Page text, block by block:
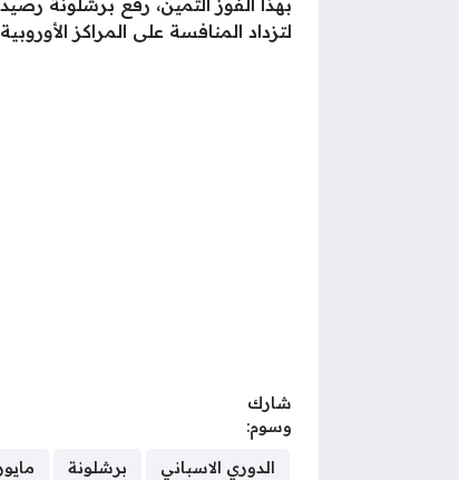
لتزداد المنافسة على المراكز
شارك
وسوم:
الدوري الاسباني برشلونة